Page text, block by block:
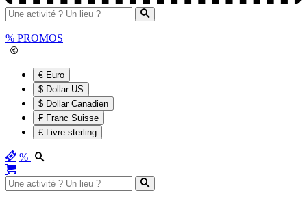
% PROMOS
€ Euro
$ Dollar US
$ Dollar Canadien
₣ Franc Suisse
£ Livre sterling
%